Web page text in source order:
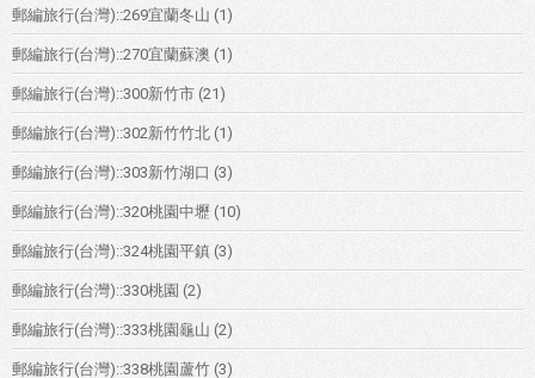
郵編旅行(台灣)::269宜蘭冬山 (1)
郵編旅行(台灣)::270宜蘭蘇澳 (1)
郵編旅行(台灣)::300新竹市 (21)
郵編旅行(台灣)::302新竹竹北 (1)
郵編旅行(台灣)::303新竹湖口 (3)
郵編旅行(台灣)::320桃園中壢 (10)
郵編旅行(台灣)::324桃園平鎮 (3)
郵編旅行(台灣)::330桃園 (2)
郵編旅行(台灣)::333桃園龜山 (2)
郵編旅行(台灣)::338桃園蘆竹 (3)